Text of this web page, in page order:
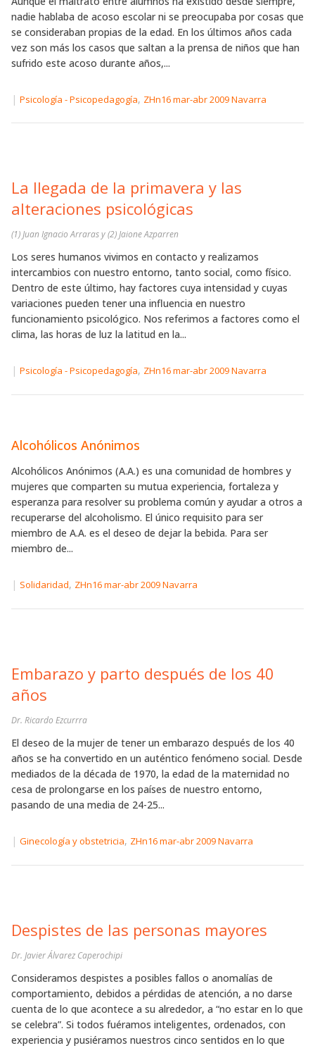
nadie hablaba de acoso escolar ni se preocupaba por cosas que
se consideraban propias de la edad. En los últimos años cada
vez son más los casos que saltan a la prensa de niños que han
sufrido este acoso durante años,...
| Psicología - Psicopedagogía, ZHn16 mar-abr 2009 Navarra
La llegada de la primavera y las
alteraciones psicológicas
(1) Juan Ignacio Arraras y (2) Jaione Azparren
Los seres humanos vivimos en contacto y realizamos
intercambios con nuestro entorno, tanto social, como físico.
Dentro de este último, hay factores cuya intensidad y cuyas
variaciones pueden tener una influencia en nuestro
funcionamiento psicológico. Nos referimos a factores como el
clima, las horas de luz la latitud en la...
| Psicología - Psicopedagogía, ZHn16 mar-abr 2009 Navarra
Alcohólicos Anónimos
Alcohólicos Anónimos (A.A.) es una comunidad de hombres y
mujeres que comparten su mutua experiencia, fortaleza y
esperanza para resolver su problema común y ayudar a otros a
recuperarse del alcoholismo. El único requisito para ser
miembro de A.A. es el deseo de dejar la bebida. Para ser
miembro de...
| Solidaridad, ZHn16 mar-abr 2009 Navarra
Embarazo y parto después de los 40
años
Dr. Ricardo Ezcurrra
El deseo de la mujer de tener un embarazo después de los 40
años se ha convertido en un auténtico fenómeno social. Desde
mediados de la década de 1970, la edad de la maternidad no
cesa de prolongarse en los países de nuestro entorno,
pasando de una media de 24-25...
| Ginecología y obstetricia, ZHn16 mar-abr 2009 Navarra
Despistes de las personas mayores
Dr. Javier Álvarez Caperochipi
Consideramos despistes a posibles fallos o anomalías de
comportamiento, debidos a pérdidas de atención, a no darse
cuenta de lo que acontece a su alrededor, a “no estar en lo que
se celebra”. Si todos fuéramos inteligentes, ordenados, con
experiencia y pusiéramos nuestros cinco sentidos en lo que